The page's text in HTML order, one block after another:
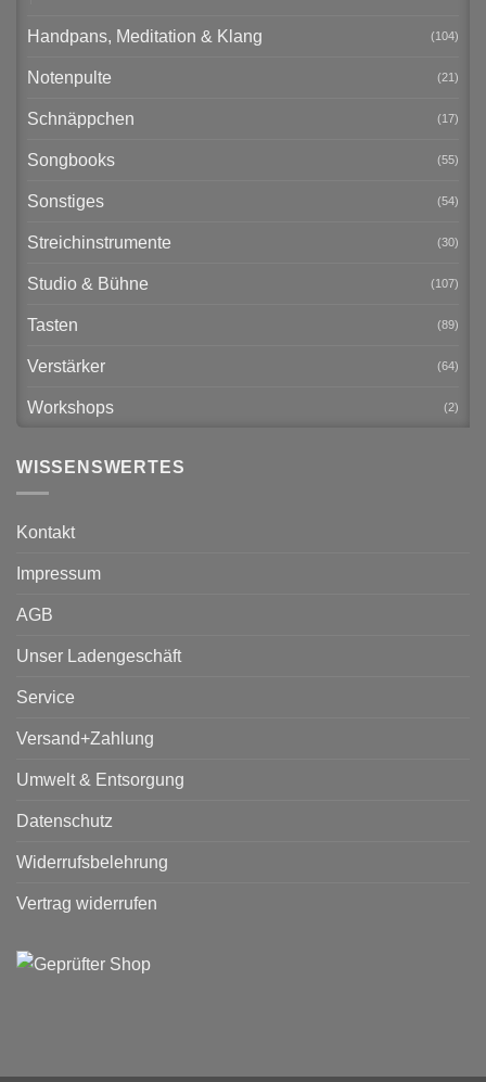
Handpans, Meditation & Klang (104)
Notenpulte (21)
Schnäppchen (17)
Songbooks (55)
Sonstiges (54)
Streichinstrumente (30)
Studio & Bühne (107)
Tasten (89)
Verstärker (64)
Workshops (2)
WISSENSWERTES
Kontakt
Impressum
AGB
Unser Ladengeschäft
Service
Versand+Zahlung
Umwelt & Entsorgung
Datenschutz
Widerrufsbelehrung
Vertrag widerrufen